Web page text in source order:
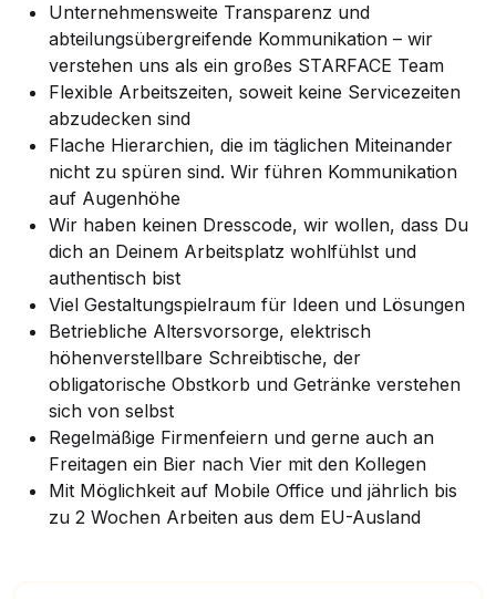
Unternehmensweite Transparenz und
abteilungsübergreifende Kommunikation – wir
verstehen uns als ein großes STARFACE Team
Flexible Arbeitszeiten, soweit keine Servicezeiten
abzudecken sind
Flache Hierarchien, die im täglichen Miteinander
nicht zu spüren sind. Wir führen Kommunikation
auf Augenhöhe
Wir haben keinen Dresscode, wir wollen, dass Du
dich an Deinem Arbeitsplatz wohlfühlst und
authentisch bist
Viel Gestaltungspielraum für Ideen und Lösungen
Betriebliche Altersvorsorge, elektrisch
höhenverstellbare Schreibtische, der
obligatorische Obstkorb und Getränke verstehen
sich von selbst
Regelmäßige Firmenfeiern und gerne auch an
Freitagen ein Bier nach Vier mit den Kollegen
Mit Möglichkeit auf Mobile Office und jährlich bis
zu 2 Wochen Arbeiten aus dem EU-Ausland